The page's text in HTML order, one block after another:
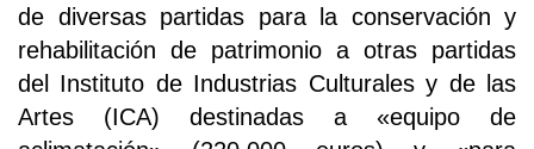
de diversas partidas para la conservación y
rehabilitación de patrimonio a otras partidas
del Instituto de Industrias Culturales y de las
Artes (ICA) destinadas a «equipo de